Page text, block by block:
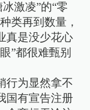
激凌”的“零
类再到数量，
真是没少花心
”都很难甄别
行为显然拿不
国有宣告注册